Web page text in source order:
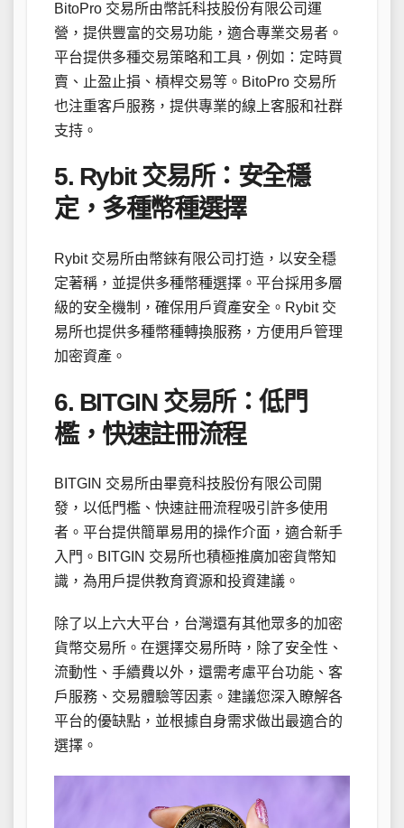
BitoPro 交易所由幣託科技股份有限公司運
營，提供豐富的交易功能，適合專業交易者。
平台提供多種交易策略和工具，例如：定時買
賣、止盈止損、槓桿交易等。BitoPro 交易所
也注重客戶服務，提供專業的線上客服和社群
支持。
5. Rybit 交易所：安全穩
定，多種幣種選擇
Rybit 交易所由幣錸有限公司打造，以安全穩
定著稱，並提供多種幣種選擇。平台採用多層
級的安全機制，確保用戶資產安全。Rybit 交
易所也提供多種幣種轉換服務，方便用戶管理
加密資產。
6. BITGIN 交易所：低門
檻，快速註冊流程
BITGIN 交易所由畢竟科技股份有限公司開
發，以低門檻、快速註冊流程吸引許多使用
者。平台提供簡單易用的操作介面，適合新手
入門。BITGIN 交易所也積極推廣加密貨幣知
識，為用戶提供教育資源和投資建議。
除了以上六大平台，台灣還有其他眾多的加密
貨幣交易所。在選擇交易所時，除了安全性、
流動性、手續費以外，還需考慮平台功能、客
戶服務、交易體驗等因素。建議您深入瞭解各
平台的優缺點，並根據自身需求做出最適合的
選擇。